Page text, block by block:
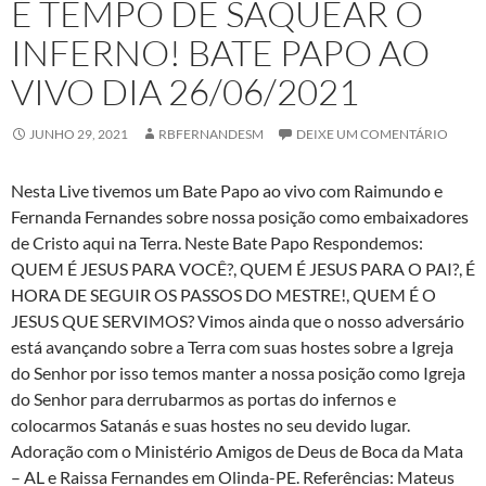
É TEMPO DE SAQUEAR O
INFERNO! BATE PAPO AO
VIVO DIA 26/06/2021
JUNHO 29, 2021 RBFERNANDESM DEIXE UM COMENTÁRIO
Nesta Live tivemos um Bate Papo ao vivo com Raimundo e
Fernanda Fernandes sobre nossa posição como embaixadores
de Cristo aqui na Terra. Neste Bate Papo Respondemos:
QUEM É JESUS PARA VOCÊ?, QUEM É JESUS PARA O PAI?, É
HORA DE SEGUIR OS PASSOS DO MESTRE!, QUEM É O
JESUS QUE SERVIMOS? Vimos ainda que o nosso adversário
está avançando sobre a Terra com suas hostes sobre a Igreja
do Senhor por isso temos manter a nossa posição como Igreja
do Senhor para derrubarmos as portas do infernos e
colocarmos Satanás e suas hostes no seu devido lugar.
Adoração com o Ministério Amigos de Deus de Boca da Mata
– AL e Raissa Fernandes em Olinda-PE. Referências: Mateus